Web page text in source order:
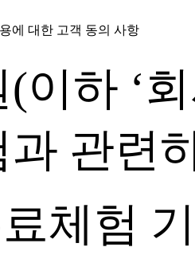
에 대한 고객 동의 사항
이하 ‘
과 관련
체험